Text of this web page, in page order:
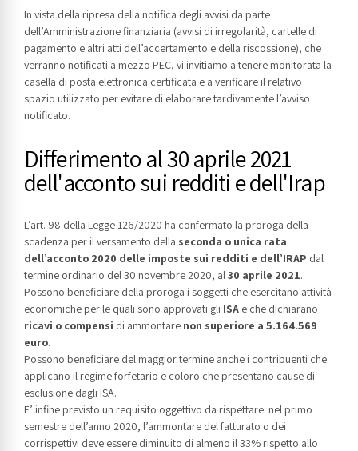
In vista della ripresa della notifica degli avvisi da parte
dell’Amministrazione finanziaria (avvisi di irregolarità, cartelle di
pagamento e altri atti dell’accertamento e della riscossione), che
verranno notificati a mezzo PEC, vi invitiamo a tenere monitorata la
casella di posta elettronica certificata e a verificare il relativo
spazio utilizzato per evitare di elaborare tardivamente l’avviso
notificato.
Differimento al 30 aprile 2021
dell'acconto sui redditi e dell'Irap
L’art. 98 della Legge 126/2020 ha confermato la proroga della
scadenza per il versamento della seconda o unica rata
dell’acconto 2020 delle imposte sui redditi e dell’IRAP dal
termine ordinario del 30 novembre 2020, al30 aprile 2021.
Possono beneficiare della proroga i soggetti che esercitano attività
economiche per le quali sono approvati gli ISA e che dichiarano
ricavi o compensi di ammontare non superiore a 5.164.569
euro.
Possono beneficiare del maggior termine anche i contribuenti che
applicano il regime forfetario e coloro che presentano cause di
esclusione dagli ISA.
E’ infine previsto un requisito oggettivo da rispettare: nel primo
semestre dell’anno 2020, l’ammontare del fatturato o dei
corrispettivi deve essere diminuito di almeno il 33% rispetto allo